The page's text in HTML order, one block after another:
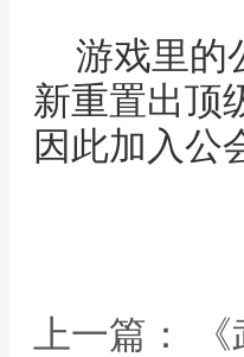
游戏里的
新重置出顶
因此加入公
上一篇：